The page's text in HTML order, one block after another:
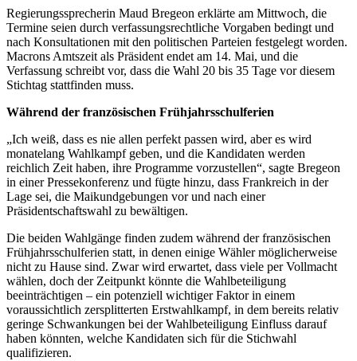
Regierungssprecherin Maud Bregeon erklärte am Mittwoch, die
Termine seien durch verfassungsrechtliche Vorgaben bedingt und
nach Konsultationen mit den politischen Parteien festgelegt worden.
Macrons Amtszeit als Präsident endet am 14. Mai, und die
Verfassung schreibt vor, dass die Wahl 20 bis 35 Tage vor diesem
Stichtag stattfinden muss.
Während der französischen Frühjahrsschulferien
„Ich weiß, dass es nie allen perfekt passen wird, aber es wird
monatelang Wahlkampf geben, und die Kandidaten werden
reichlich Zeit haben, ihre Programme vorzustellen“, sagte Bregeon
in einer Pressekonferenz und fügte hinzu, dass Frankreich in der
Lage sei, die Maikundgebungen vor und nach einer
Präsidentschaftswahl zu bewältigen.
Die beiden Wahlgänge finden zudem während der französischen
Frühjahrsschulferien statt, in denen einige Wähler möglicherweise
nicht zu Hause sind. Zwar wird erwartet, dass viele per Vollmacht
wählen, doch der Zeitpunkt könnte die Wahlbeteiligung
beeinträchtigen – ein potenziell wichtiger Faktor in einem
voraussichtlich zersplitterten Erstwahlkampf, in dem bereits relativ
geringe Schwankungen bei der Wahlbeteiligung Einfluss darauf
haben könnten, welche Kandidaten sich für die Stichwahl
qualifizieren.